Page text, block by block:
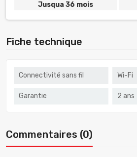
Jusqua 36 mois
Fiche technique
Connectivité sans fil Wi-Fi
Garantie 2 ans
Commentaires (0)